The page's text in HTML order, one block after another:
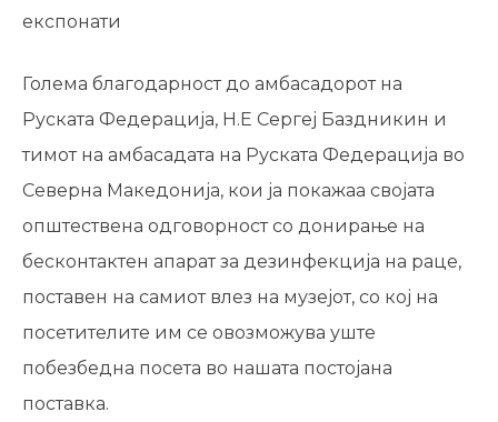
експонати
Голема благодарност до амбасадорот на
Руската Федерација, Н.Е Сергеј Баздникин и
тимот на амбасадата на Руската Федерација во
Северна Македонија, кои ја покажаа својата
општествена одговорност со донирање на
бесконтактен апарат за дезинфекција на раце,
поставен на самиот влез на музејот, со кој на
посетителите им се овозможува уште
побезбедна посета во нашата постојана
поставка.